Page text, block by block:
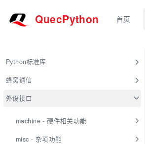
QuecPython 首页
Python标准库
蜂窝通信
外设接口
machine - 硬件相关功能
misc - 杂项功能